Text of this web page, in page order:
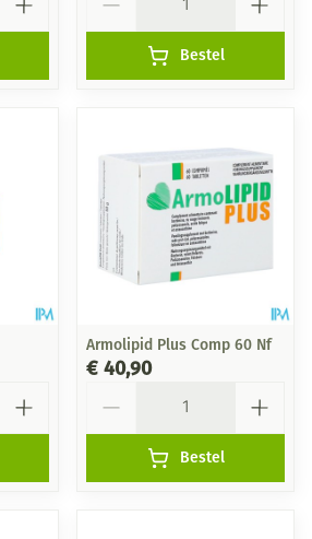
Bestel
Armolipid Plus Comp 60 Nf
€ 40,90
Bestel